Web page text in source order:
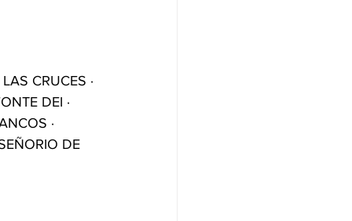
CRUCES ·
DEI ·
·
DE